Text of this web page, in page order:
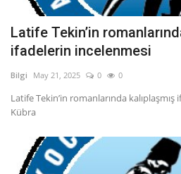
Latife Tekin’in
ifadelerin incelenmesi
Bilgi May 21, 2025 0 0
Latife Tekin’in romanlarında
Kübra